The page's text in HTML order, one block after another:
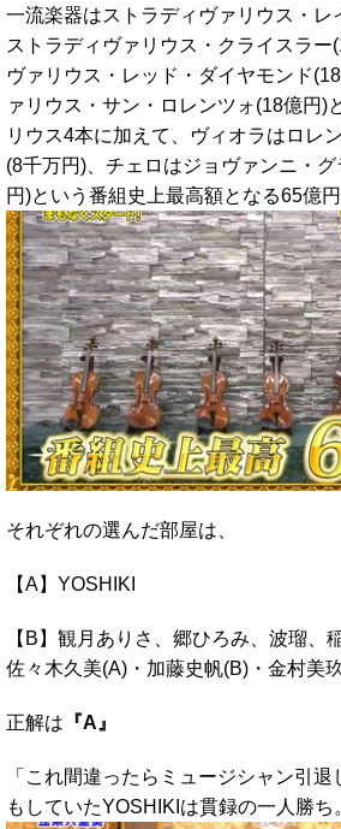
一流楽器はストラディヴァリウス・レ
ストラディヴァリウス・クライスラー
ヴァリウス・レッド・ダイヤモンド
ァリウス・サン・ロレンツォ(18億円)
リウス4本に加えて、ヴィオラはロレ
(8千万円)、チェロはジョヴァンニ・
円)という番組史上最高額となる65億円
それぞれの選んだ部屋は、
【A】YOSHIKI
【B】観月ありさ、郷ひろみ、波瑠、
佐々木久美(A)・加藤史帆(B)・金村美
正解は 『A』
「これ間違ったらミュージシャン引
もしていたYOSHIKIは貫録の一人勝ち